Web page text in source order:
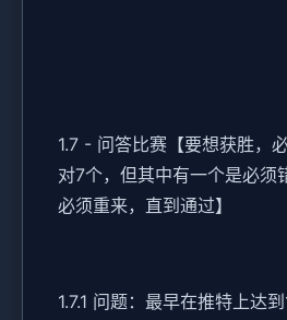
1.7 - 问答比赛【要想获胜，
对7个，但其中有一个是必须
必须重来，直到通过】
1.7.1 问题：最早在推特上达